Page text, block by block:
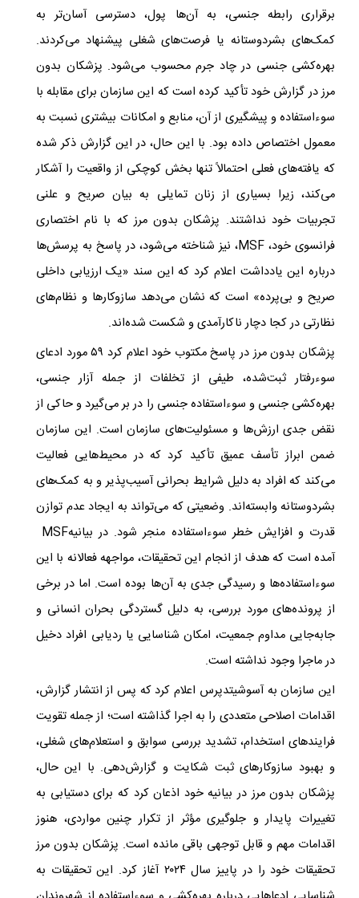
برقراری رابطه جنسی، به آن‌ها پول، دسترسی آسان‌تر به
کمک‌های بشردوستانه یا فرصت‌های شغلی پیشنهاد می‌کردند.
بهره‌کشی جنسی در چاد جرم محسوب می‌شود. پزشکان بدون
مرز در گزارش خود تأکید کرده است که این سازمان برای مقابله با
سوءاستفاده و پیشگیری از آن، منابع و امکانات بیشتری نسبت به
معمول اختصاص داده بود. با این حال، در این گزارش ذکر شده
که یافته‌های فعلی احتمالاً تنها بخش کوچکی از واقعیت را آشکار
می‌کند، زیرا بسیاری از زنان تمایلی به بیان صریح و علنی
تجربیات خود نداشتند. پزشکان بدون مرز که با نام اختصاری
فرانسوی خود، MSF، نیز شناخته می‌شود، در پاسخ به پرسش‌ها
درباره این یادداشت اعلام کرد که این سند «یک ارزیابی داخلی
صریح و بی‌پرده» است که نشان می‌دهد سازوکارها و نظام‌های
نظارتی در کجا دچار ناکارآمدی و شکست شده‌اند.
پزشکان بدون مرز در پاسخ مکتوب خود اعلام کرد ۵۹ مورد ادعای
سوءرفتار ثبت‌شده، طیفی از تخلفات از جمله آزار جنسی،
بهره‌کشی جنسی و سوءاستفاده جنسی را در بر می‌گیرد و حاکی از
نقض جدی ارزش‌ها و مسئولیت‌های سازمان است. این سازمان
ضمن ابراز تأسف عمیق تأکید کرد که در محیط‌هایی فعالیت
می‌کند که افراد به دلیل شرایط بحرانی آسیب‌پذیر و به کمک‌های
بشردوستانه وابسته‌اند. وضعیتی که می‌تواند به ایجاد عدم توازن
قدرت و افزایش خطر سوءاستفاده منجر شود. در بیانیهMSF
آمده است که هدف از انجام این تحقیقات، مواجهه فعالانه با این
سوءاستفاده‌ها و رسیدگی جدی به آن‌ها بوده است. اما در برخی
از پرونده‌های مورد بررسی، به دلیل گستردگی بحران انسانی و
جابه‌جایی مداوم جمعیت، امکان شناسایی یا ردیابی افراد دخیل
در ماجرا وجود نداشته است.
این سازمان به آسوشیتدپرس اعلام کرد که پس از انتشار گزارش،
اقدامات اصلاحی متعددی را به اجرا گذاشته است؛ از جمله تقویت
فرایندهای استخدام، تشدید بررسی سوابق و استعلام‌های شغلی،
و بهبود سازوکارهای ثبت شکایت و گزارش‌دهی. با این حال،
پزشکان بدون مرز در بیانیه خود اذعان کرد که برای دستیابی به
تغییرات پایدار و جلوگیری مؤثر از تکرار چنین مواردی، هنوز
اقدامات مهم و قابل توجهی باقی مانده است. پزشکان بدون مرز
تحقیقات خود را در پاییز سال ۲۰۲۴ آغاز کرد. این تحقیقات به